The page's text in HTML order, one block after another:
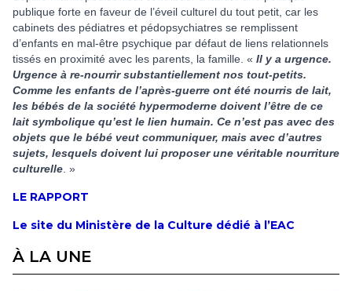
publique forte en faveur de l’éveil culturel du tout petit, car les
cabinets des pédiatres et pédopsychiatres se remplissent
d’enfants en mal-être psychique par défaut de liens relationnels
tissés en proximité avec les parents, la famille. « Il y a urgence.
Urgence à re-nourrir substantiellement nos tout-petits.
Comme les enfants de l’après-guerre ont été nourris de lait,
les bébés de la société hypermoderne doivent l’être de ce
lait symbolique qu’est le lien humain. Ce n’est pas avec des
objets que le bébé veut communiquer, mais avec d’autres
sujets, lesquels doivent lui proposer une véritable nourriture
culturelle . »
LE RAPPORT
Le site du Ministère de la Culture dédié à l’EAC
À LA UNE